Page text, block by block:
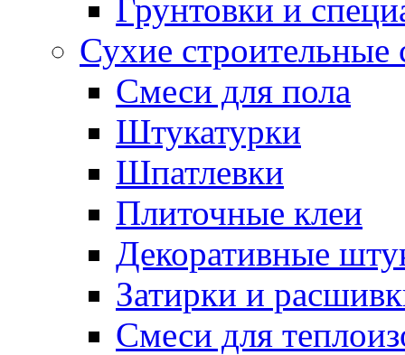
Грунтовки и
Сухие
Смеси для пола
Штукатурки
Шпатлевки
Плиточные клеи
Декоративные
Затирки и
Смеси для